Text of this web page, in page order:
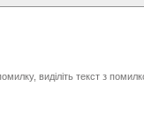
виділіть текст з